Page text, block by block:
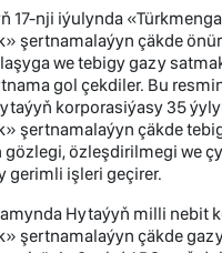
17-nji iýulynda
şertnamalaýyn çäkde
we tebigy gazy
gol çekdiler. Bu
korporasiýasy 35
şertnamalaýyn çäkde
gözlegi, özleşdirilmegi we
gerimli işleri geçirer.
Hytaýyň milli nebit
şertnamalaýyn çäkde